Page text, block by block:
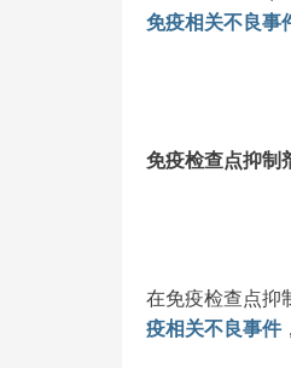
免疫相关不良事
免疫检查点抑制
在免疫检查点抑
疫相关不良事件